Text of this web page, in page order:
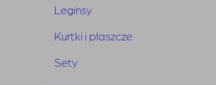
Leginsy
Kurtki i płaszcze
Sety
Ostatnie wpisy